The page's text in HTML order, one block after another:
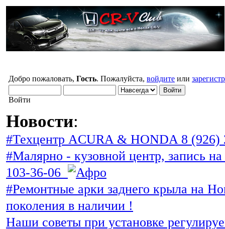
Добро пожаловать, Гость. Пожалуйста, войдите или
Войти
Новости:
#Техцентр ACURA & HONDA 8 (926)
#Малярно - кузовной центр, запись
103-36-06
#Ремонтные арки заднего крыла на
поколения в наличии !
Наши советы при установке